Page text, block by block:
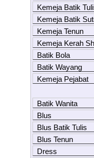
Kemeja Batik
Kemeja Batik
Kemeja Tenun
Kemeja Kerah
Batik Bola
Batik Wayang
Kemeja Pejabat
Batik Wanita
Blus
Blus Batik Tulis
Blus Tenun
Dress